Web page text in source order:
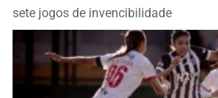
sete jogos de invencibilidade